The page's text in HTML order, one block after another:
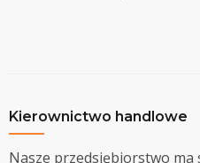
Kierownictwo handlowe
Nasze przedsiębiorstwo ma